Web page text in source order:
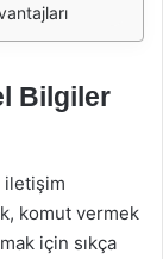
Bilgiler
iletişim
komut vermek
için sıkça